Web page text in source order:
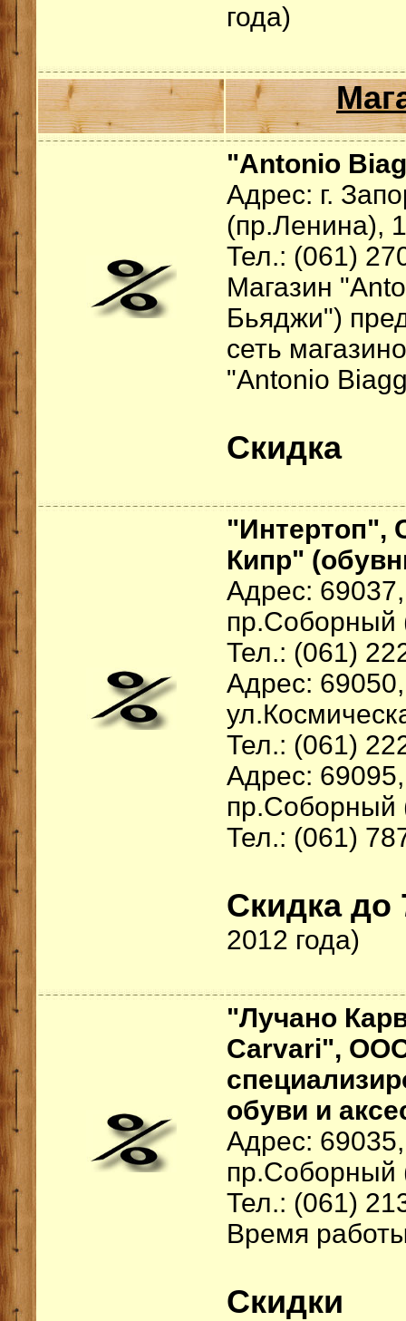
года)
"Antonio
Адрес: г.
(пр.Ленина),
Тел.: (061)
Магазин
Бьяджи")
сеть
"Antonio
Скидка
"Интертоп",
Кипр"
Адрес:
пр.Соборный
Тел.: (061)
Адрес:
Тел.: (061)
Адрес:
пр.Соборный
Тел.: (061)
Скидка до
2012 года)
"Лучано
Carvari",
обуви и
Адрес:
пр.Соборный
Тел.: (061)
Время
Скидки